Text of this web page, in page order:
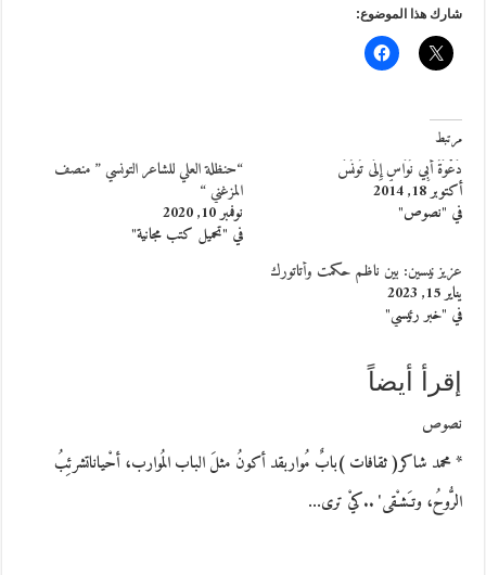
شارك هذا الموضوع:
مرتبط
دَعْوَةُ أَبِي نُوَاسٍ إِلَى تُونُسَ
أكتوبر 18, 2014
في "نصوص"
“حنظلة العلي للشاعر التونسي ” منصف
المزغني “
نوفمبر 10, 2020
في "تحميل كتب مجانية"
عزيز نيسين: بين ناظم حكمت وأتاتورك
يناير 15, 2023
في "خبر رئيسي"
إقرأ أيضاً
نصوص
* محمد شاكر( ثقافات )بابٌ مُواربقد أكونُ مثلَ الباب المُوارب، أحْياناتشرئِبُ
الرُّوحُ، وتـَشـْقى' ..كيْ ترى…